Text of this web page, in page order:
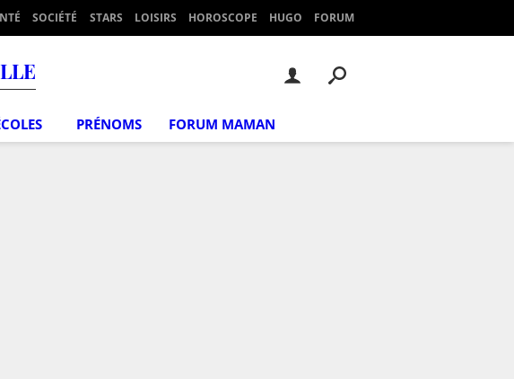
SOCIÉTÉ STARS LOISIRS HOROSCOPE HUGO FORUM
PRÉNOMS FORUM MAMAN